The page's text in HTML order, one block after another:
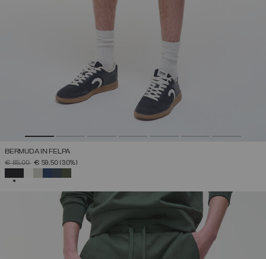
BERMUDA IN FELPA
PREZZO RIDOTTO DA
€ 85,00A€ 59,50(30%)